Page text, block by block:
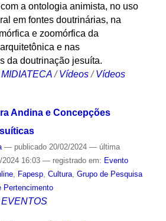
a ontologia animista, no uso
em fontes doutrinárias, na
e zoomórfica da
e nas
da doutrinação jesuíta.
MIDIATECA /Vídeos /Vídeos
Andina e Concepções
— publicado20/02/2024 — última
16:03 — registrado em: Evento
, Fapesp, Cultura, Grupo de Pesquisa
Pertencimento
EVENTOS